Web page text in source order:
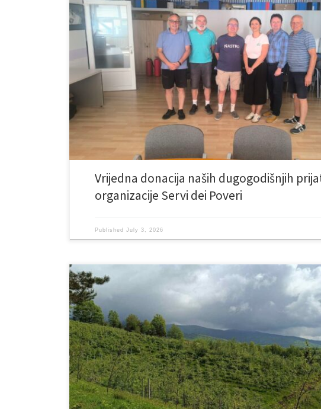
Našu ustanovu ponovo su obradovali naši dugogodišnji prijatelji i
humanitarne organizacije Servi dei Poveri, koji svojim kontinuiranim
nesebičnom podrškom potvrđuju brigu i naklonost prema našim
puta uručili su nam vrijednu donaciju koja obuhvata prehrambene
sredstva za održavanje higijene. Ova pomoć […]
Vrijedna donacija naših dugogodišnjih
organizacije Servi dei Poveri
Published July 3, 2026
Ustanova “Drin” raspolaže poljoprivrednim imanjem „Malkoč“, koje se
hektara i nalazi se svega 1,5 km od centra Fojnice. Imanje je u
ustanove i predstavlja jedan od naših najvažnijih resursa. Na imanju se
dok se preostale obradive površine koriste za uzgoj različitih […]